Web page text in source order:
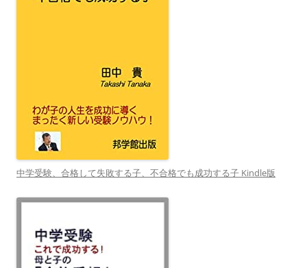
中学受験、合格して失敗する子、不合格でも成功する子 Kindle版